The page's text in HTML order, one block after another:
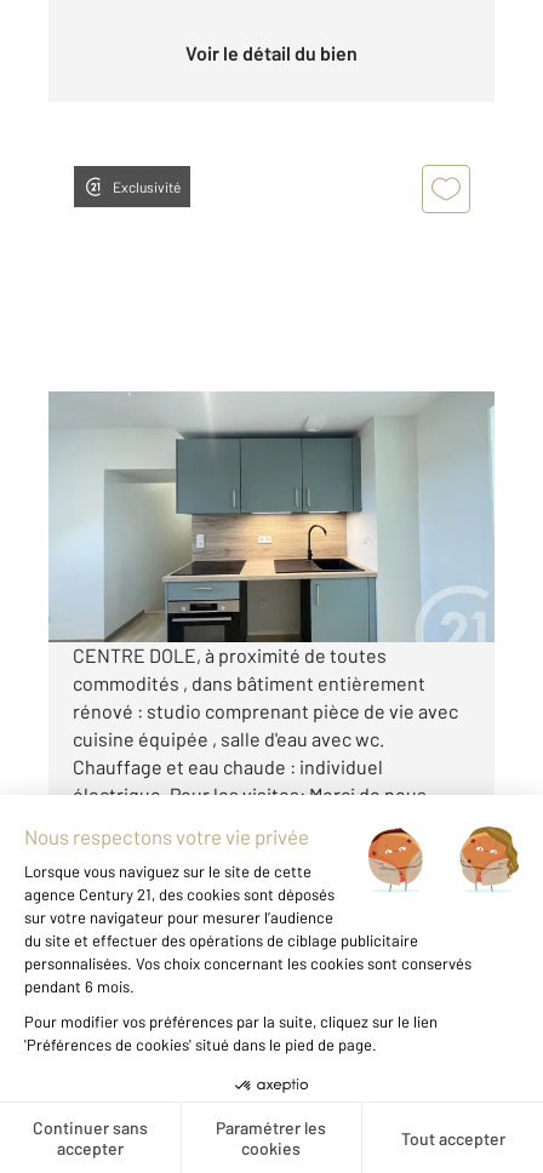
Créer une alerte
Voir le détail du bien
Exclusivité
Ref : 13527
Appartement F1 à louer
395 €
par mois charges comprises
CENTRE DOLE, à proximité de toutes
commodités , dans bâtiment entièrement
rénové : studio comprenant pièce de vie avec
cuisine équipée , salle d'eau avec wc.
Chauffage et eau chaude : individuel
électrique. Pour les visites: Merci de nous
Voir le détail du bien
Exclusivité